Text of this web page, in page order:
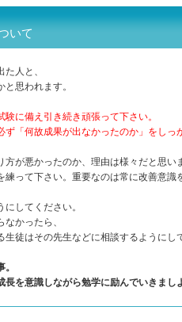
いて
人と、
思われます。
に備え引き続き頑張って下さい。
ず「何故成果が出なかったのか」をしっ
方が悪かったのか、理由は様々だと思い
練って下さい。重要なのは常に改善意識
してください。
かったら、
生徒はその先生などに相談するようにし
長を意識しながら勉学に励んでいきまし